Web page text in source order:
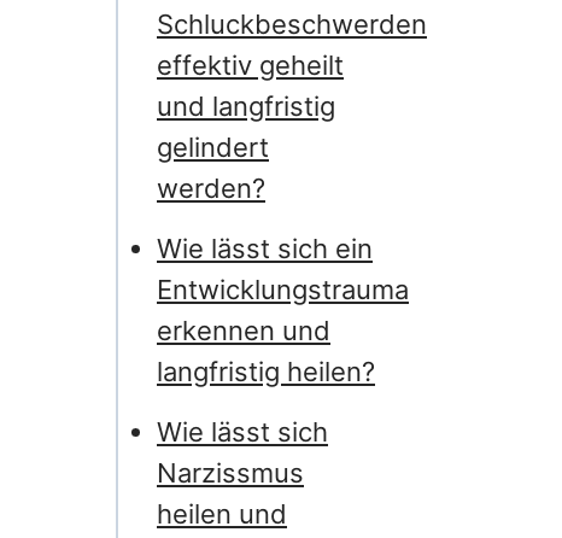
Schluckbeschwerden
effektiv geheilt
und langfristig
gelindert
werden?
Wie lässt sich ein
Entwicklungstrauma
erkennen und
langfristig heilen?
Wie lässt sich
Narzissmus
heilen und